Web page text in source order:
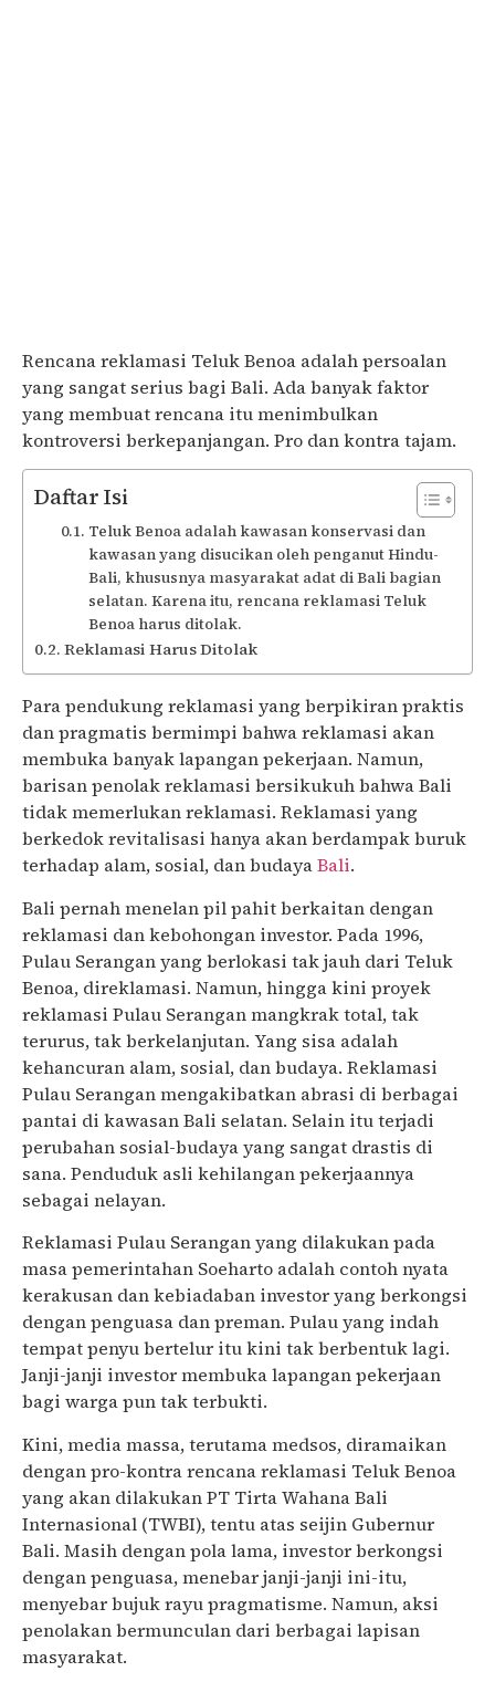
Rencana reklamasi Teluk Benoa adalah persoalan
yang sangat serius bagi Bali. Ada banyak faktor
yang membuat rencana itu menimbulkan
kontroversi berkepanjangan. Pro dan kontra tajam.
Daftar Isi
Teluk Benoa adalah kawasan konservasi dan
kawasan yang disucikan oleh penganut Hindu-
Bali, khususnya masyarakat adat di Bali bagian
selatan. Karena itu, rencana reklamasi Teluk
Benoa harus ditolak.
Reklamasi Harus Ditolak
Para pendukung reklamasi yang berpikiran praktis
dan pragmatis bermimpi bahwa reklamasi akan
membuka banyak lapangan pekerjaan. Namun,
barisan penolak reklamasi bersikukuh bahwa Bali
tidak memerlukan reklamasi. Reklamasi yang
berkedok revitalisasi hanya akan berdampak buruk
terhadap alam, sosial, dan budayaBali.
Bali pernah menelan pil pahit berkaitan dengan
reklamasi dan kebohongan investor. Pada 1996,
Pulau Serangan yang berlokasi tak jauh dari Teluk
Benoa, direklamasi. Namun, hingga kini proyek
reklamasi Pulau Serangan mangkrak total, tak
terurus, tak berkelanjutan. Yang sisa adalah
kehancuran alam, sosial, dan budaya. Reklamasi
Pulau Serangan mengakibatkan abrasi di berbagai
pantai di kawasan Bali selatan. Selain itu terjadi
perubahan sosial-budaya yang sangat drastis di
sana. Penduduk asli kehilangan pekerjaannya
sebagai nelayan.
Reklamasi Pulau Serangan yang dilakukan pada
masa pemerintahan Soeharto adalah contoh nyata
kerakusan dan kebiadaban investor yang berkongsi
dengan penguasa dan preman. Pulau yang indah
tempat penyu bertelur itu kini tak berbentuk lagi.
Janji-janji investor membuka lapangan pekerjaan
bagi warga pun tak terbukti.
Kini, media massa, terutama medsos, diramaikan
dengan pro-kontra rencana reklamasi Teluk Benoa
yang akan dilakukan PT Tirta Wahana Bali
Internasional (TWBI), tentu atas seijin Gubernur
Bali. Masih dengan pola lama, investor berkongsi
dengan penguasa, menebar janji-janji ini-itu,
menyebar bujuk rayu pragmatisme. Namun, aksi
penolakan bermunculan dari berbagai lapisan
masyarakat.